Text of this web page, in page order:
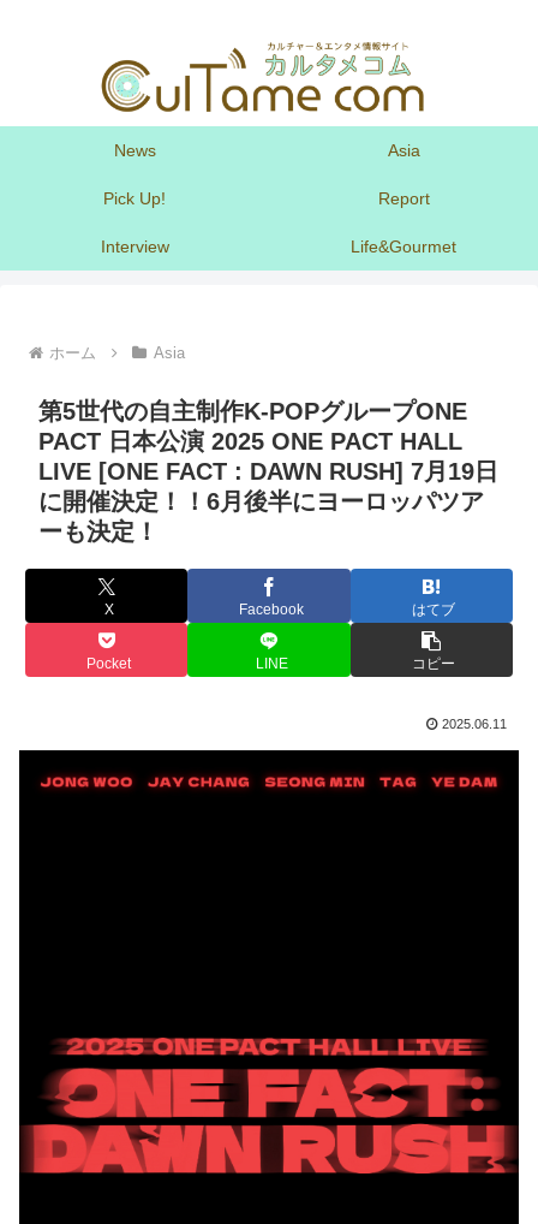
News Asia
Pick Up! Report
Interview Life&Gourmet
ホーム Asia
第5世代の自主制作K-POPグループONE
PACT 日本公演 2025 ONE PACT HALL
LIVE [ONE FACT : DAWN RUSH] 7月19日
に開催決定！！6月後半にヨーロッパツア
ーも決定！
X Facebook はてブ
Pocket LINE コピー
2025.06.11